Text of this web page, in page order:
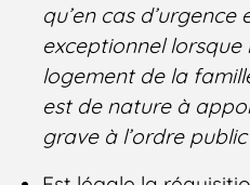
qu’en cas d’urgence
exceptionnel
logement de la
est de nature à
grave à l’ordre